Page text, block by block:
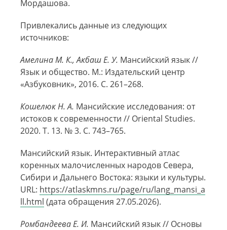
Мордашова.
Привлекались данные из следующих
источников:
Амелина М. К., Акбаш Е. У. Мансийский язык //
Язык и общество. М.: Издательский центр
«Азбуковник», 2016. С. 261–268.
Кошелюк Н. А. Мансийские исследования: от
истоков к современности // Oriental Studies.
2020. Т. 13. № 3. С. 743–765.
Мансийский язык. Интерактивный атлас
коренных малочисленных народов Севера,
Сибири и Дальнего Востока: языки и культуры.
URL: https://atlaskmns.ru/page/ru/lang_mansi_a
ll.html (дата обращения 27.05.2026).
Ромбандеева Е. И. Мансийский язык // Основы